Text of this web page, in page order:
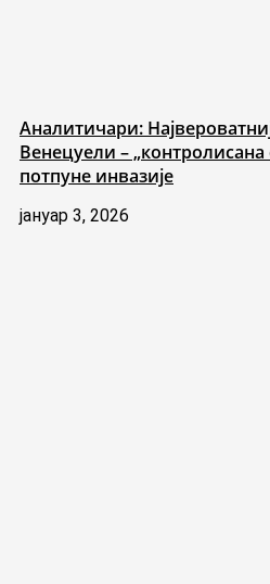
Аналитичари:
Венецуели – „контролисана
потпуне инвазије
јануар 3, 2026